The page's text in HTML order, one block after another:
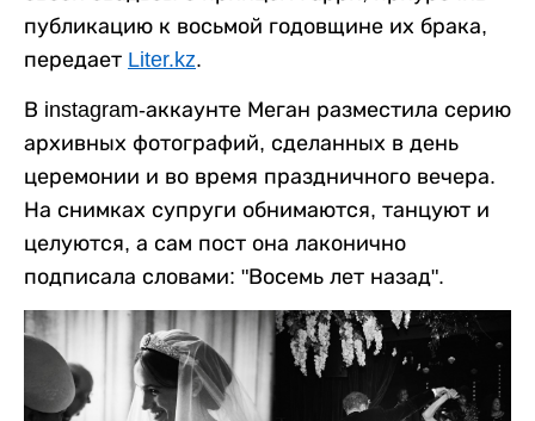
публикацию к восьмой годовщине их брака,
передает Liter.kz.
В instagram-аккаунте Меган разместила серию
архивных фотографий, сделанных в день
церемонии и во время праздничного вечера.
На снимках супруги обнимаются, танцуют и
целуются, а сам пост она лаконично
подписала словами: "Восемь лет назад".